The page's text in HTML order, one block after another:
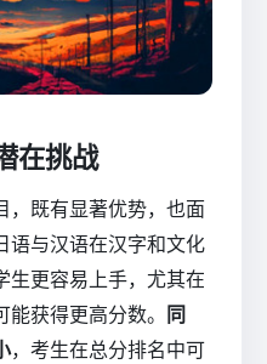
在挑战
，既有显著优势，也面
语与汉语在汉字和文化
生更容易上手，尤其在
获得更高分数。
同
，考生在总分排名中可